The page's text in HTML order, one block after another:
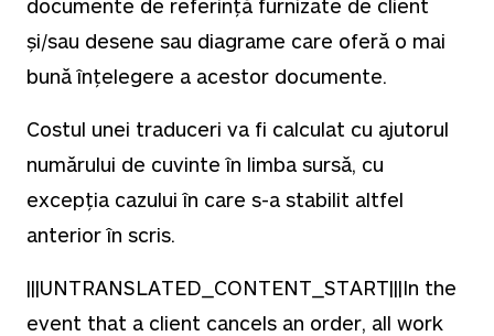
documente de referință furnizate de client
și/sau desene sau diagrame care oferă o mai
bună înțelegere a acestor documente.
Costul unei traduceri va fi calculat cu ajutorul
numărului de cuvinte în limba sursă, cu
excepția cazului în care s-a stabilit altfel
anterior în scris.
|||UNTRANSLATED_CONTENT_START|||In the
event that a client cancels an order, all work